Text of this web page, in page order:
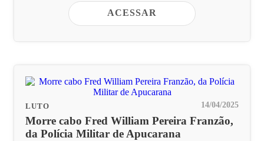
ACESSAR
LUTO 14/04/2025
Morre cabo Fred William Pereira Franzão,
da Polícia Militar de Apucarana